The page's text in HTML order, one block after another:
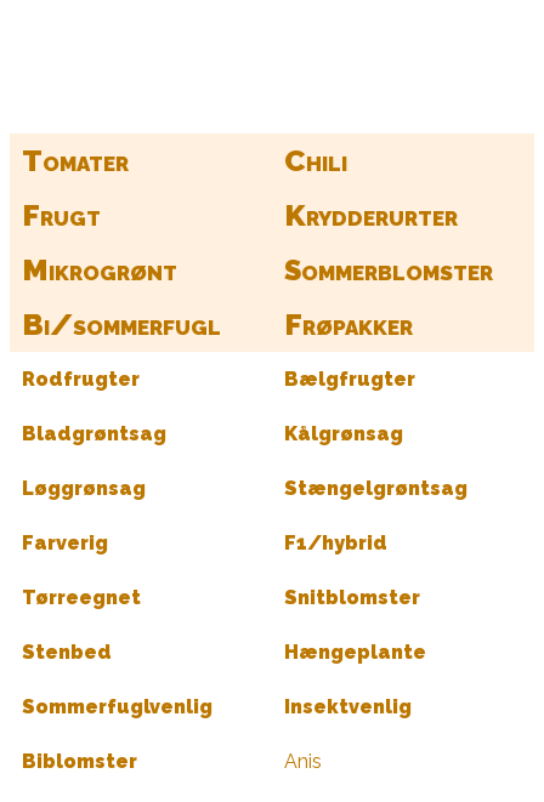
Tomater
Chili
Frugt
Krydderurter
Mikrogrønt
Sommerblomster
Bi/sommerfugl
Frøpakker
Rodfrugter Bælgfrugter
Bladgrøntsag Kålgrønsag
Løggrønsag Stængelgrøntsag
Farverig F1/hybrid
Tørreegnet Snitblomster
Stenbed Hængeplante
Sommerfuglvenlig Insektvenlig
Biblomster Anis